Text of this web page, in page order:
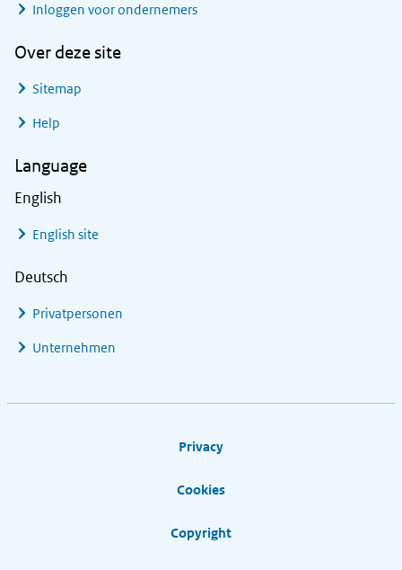
Inloggen voor ondernemers
Over deze site
Sitemap
Help
Language
English
English site
Deutsch
Privatpersonen
Unternehmen
Privacy
Cookies
Copyright